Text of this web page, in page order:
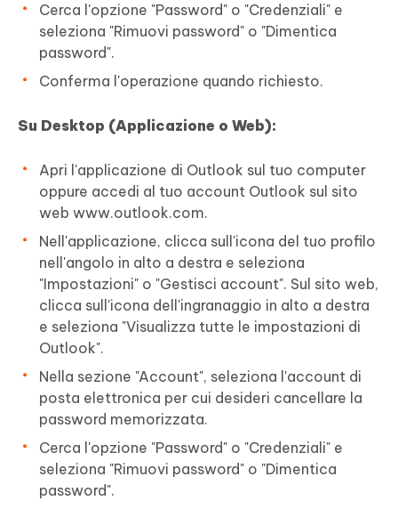
Cerca l'opzione "Password" o "Credenziali" e
seleziona "Rimuovi password" o "Dimentica
password".
Conferma l'operazione quando richiesto.
Su Desktop (Applicazione o Web):
Apri l'applicazione di Outlook sul tuo computer
oppure accedi al tuo account Outlook sul sito
web www.outlook.com.
Nell'applicazione, clicca sull'icona del tuo profilo
nell'angolo in alto a destra e seleziona
"Impostazioni" o "Gestisci account". Sul sito web,
clicca sull'icona dell'ingranaggio in alto a destra
e seleziona "Visualizza tutte le impostazioni di
Outlook".
Nella sezione "Account", seleziona l'account di
posta elettronica per cui desideri cancellare la
password memorizzata.
Cerca l'opzione "Password" o "Credenziali" e
seleziona "Rimuovi password" o "Dimentica
password".